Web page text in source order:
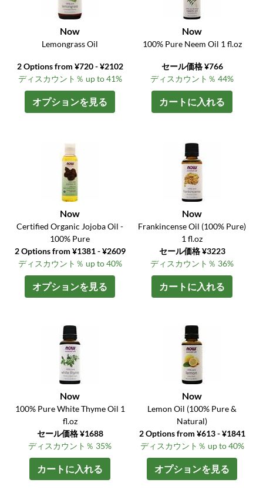
Now
Lemongrass Oil
2 Options from ¥720 - ¥2102
ディスカウント％ up to 41%
オプションを見る
Now
100% Pure Neem Oil 1 fl.oz
セール価格 ¥766
ディスカウント％ 44%
カートに入れる
Now
Certified Organic Jojoba Oil -
100% Pure
2 Options from ¥1381 - ¥2609
ディスカウント％ up to 40%
オプションを見る
Now
Frankincense Oil (100% Pure)
1 fl.oz
セール価格 ¥3223
ディスカウント％ 36%
カートに入れる
Now
100% Pure White Thyme Oil 1
fl.oz
セール価格 ¥1688
ディスカウント％ 35%
カートに入れる
Now
Lemon Oil (100% Pure &
Natural)
2 Options from ¥613 - ¥1841
ディスカウント％ up to 40%
オプションを見る